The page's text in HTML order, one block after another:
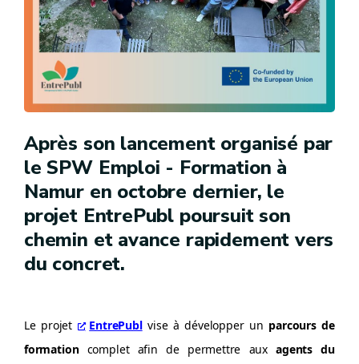
Après son lancement organisé par
le SPW Emploi - Formation à
Namur en octobre dernier, le
projet EntrePubl poursuit son
chemin et avance rapidement vers
du concret.
Le projet EntrePublvise à développer un parcours de
formationcomplet afin de permettre auxagents du